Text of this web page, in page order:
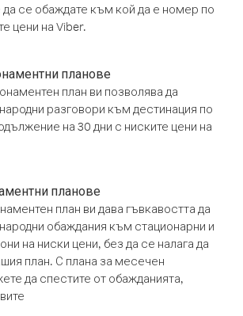
се обаждате към кой да е номер по
цени на Viber.
планове
план ви позволява да
разговори към дестинация по
на 30 дни с ниските цени на
планове
план ви дава гъвкавостта да
обаждания към стационарни и
на ниски цени, без да се налага да
план. С плана за месечен
да спестите от обажданията,